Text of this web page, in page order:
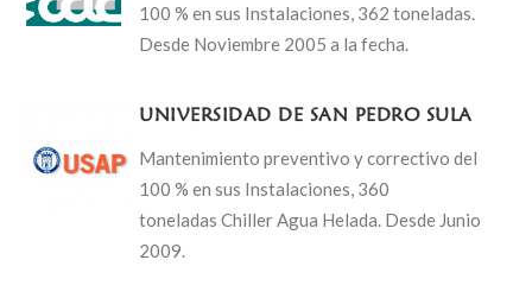
100 % en sus Instalaciones, 362 toneladas.
Desde Noviembre 2005 a la fecha.
UNIVERSIDAD DE SAN PEDRO SULA
Mantenimiento preventivo y correctivo del
100 % en sus Instalaciones, 360
toneladas Chiller Agua Helada. Desde Junio
2009.